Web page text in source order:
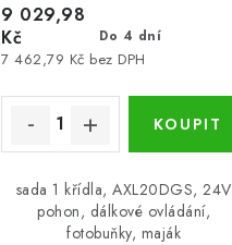
t
ů
Do 4 dní
7 462,79 Kč bez DPH
9 029,98
Kč
sada 1 křídla, AXL20DGS, 24V
pohon, dálkové ovládání,
fotobuňky, maják